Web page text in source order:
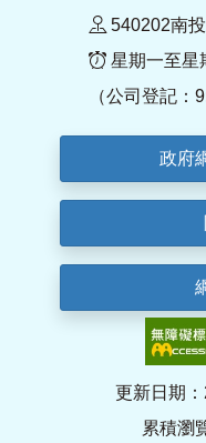
540202南
星期一至星
（公司登記：
政府
更新日期
累積瀏